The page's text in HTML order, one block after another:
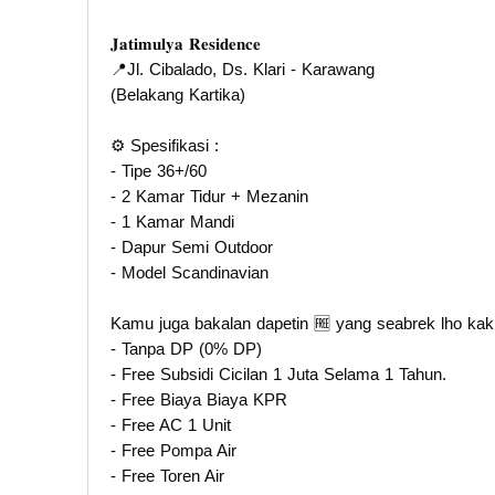
𝐉𝐚𝐭𝐢𝐦𝐮𝐥𝐲𝐚 𝐑𝐞𝐬𝐢𝐝𝐞𝐧𝐜𝐞
📍Jl. Cibalado, Ds. Klari - Karawang
(Belakang Kartika)
⚙️ Spesifikasi :
- Tipe 36+/60
- 2 Kamar Tidur + Mezanin
- 1 Kamar Mandi
- Dapur Semi Outdoor
- Model Scandinavian
Kamu juga bakalan dapetin 🆓️ yang seabrek lho
- Tanpa DP (0% DP)
- Free Subsidi Cicilan 1 Juta Selama 1 Tahun.
- Free Biaya Biaya KPR
- Free AC 1 Unit
- Free Pompa Air
- Free Toren Air